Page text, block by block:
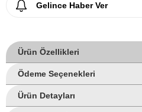
Gelince Haber Ver
Ürün Özellikleri
Ödeme Seçenekleri
Ürün Detayları